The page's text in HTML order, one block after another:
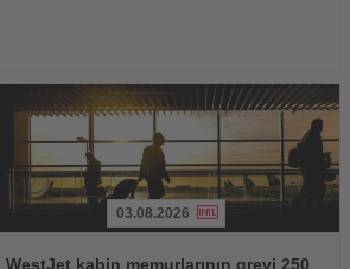
Oku
03.08.2026
WestJet kabin memurlarının grevi 250